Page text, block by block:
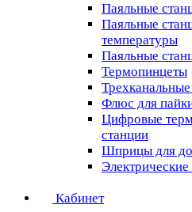
Паяльные
Паяльные
температуры
Паяльные
Термопинцеты
Флюс для
Цифровые
станции
Шприцы для
Кабинет